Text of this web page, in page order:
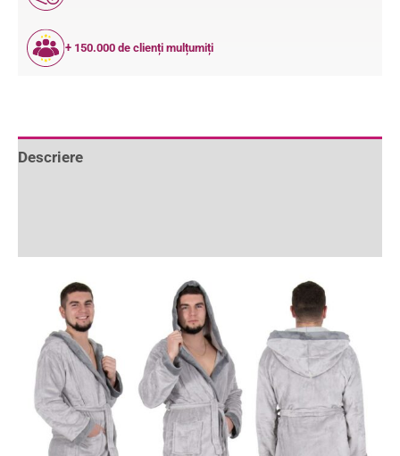
+ 150.000 de clienți mulțumiți
Descriere